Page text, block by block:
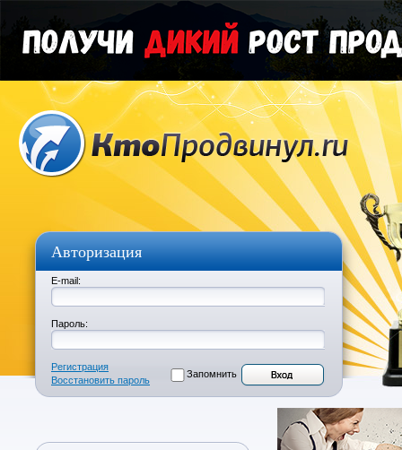
Авторизация
E-mail:
Пароль:
Регистрация
Восстановить пароль
Запомнить